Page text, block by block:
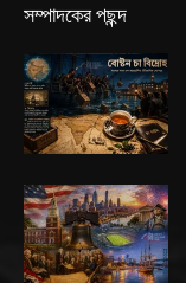
সম্পাদকের পছন্দ